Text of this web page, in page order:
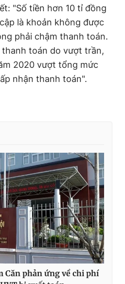
"Số tiền hơn 10 tỉ đồng
là khoản không được
phải chậm thanh toán.
thanh toán do vượt trần,
2020 vượt tổng mức
nhận thanh toán".
Căn phản ứng về chi phí